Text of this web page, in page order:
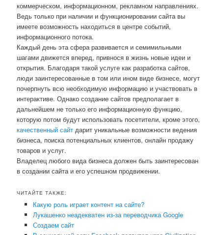
коммерческом, информационном, рекламном направлениях.
Ведь только при наличии и функционировании сайта вы
имеете возможность находиться в центре событий,
информационного потока.
Каждый день эта сфера развивается и семимильными
шагами движется вперед, привнося в жизнь новые идеи и
открытия. Благодаря такой услуге как разработка сайтов,
люди заинтересованные в том или ином виде бизнесе, могут
почерпнуть всю необходимую информацию и участвовать в
интерактиве. Однако создание сайтов предполагает в
дальнейшем не только его информационную функцию,
которую потом будут использовать посетители, кроме этого,
качественный сайт дарит уникальные возможности ведения
бизнеса, поиска потенциальных клиентов, онлайн продажу
товаров и услуг.
Владелец любого вида бизнеса должен быть заинтересован
в создании сайта и его успешном продвижении.
ЧИТАЙТЕ ТАКЖЕ:
Какую роль играет контент на сайте?
Лукашенко неадекватен из-за переводчика Google
Создаем сайт